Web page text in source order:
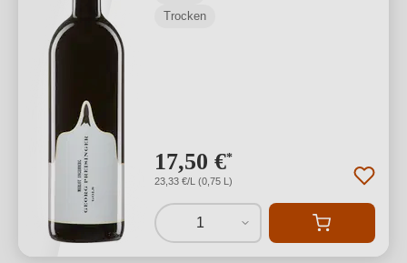
Trocken
17,50 €*
23,33 €/L (0,75 L)
1